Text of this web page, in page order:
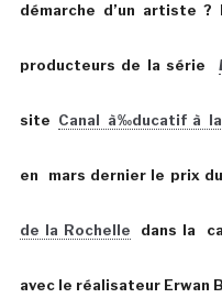
démarche d’un artiste
producteurs de la série
site Canal à‰ducatif à la
en mars dernier le prix
de la Rochelle dans la
avec le réalisateur Erwan